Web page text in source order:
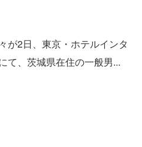
が2日、東京・ホテルインタ
て、茨城県在住の一般男...